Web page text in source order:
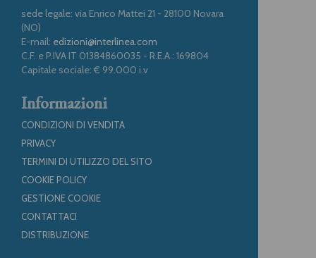
sede legale: via Enrico Mattei 21 - 28100 Novara
(NO)
E-mail: edizioni@interlinea.com
C.F. e P.IVA IT 01384860035 - R.E.A.: 169804
Capitale sociale: € 99.000 i.v
Informazioni
CONDIZIONI DI VENDITA
PRIVACY
TERMINI DI UTILIZZO DEL SITO
COOKIE POLICY
GESTIONE COOKIE
CONTATTACI
DISTRIBUZIONE